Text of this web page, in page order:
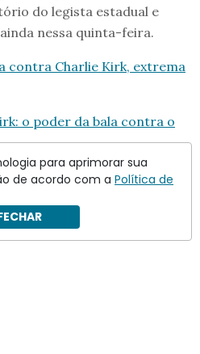
do legista estadual e
nessa quinta-feira.
contra Charlie Kirk, extrema
o poder da bala contra o
para aprimorar sua
de acordo com a Política de